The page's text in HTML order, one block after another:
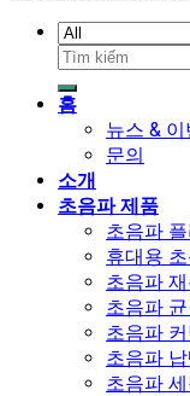
검
색:
홈
뉴스 & 이
문의
소개
초음파 제품
초음파
휴대용
초음파
초음파
초음파
초음파
초음파